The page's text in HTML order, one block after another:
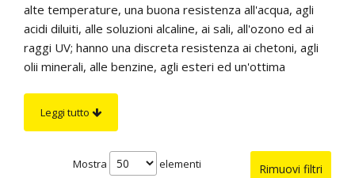
alte temperature, una buona resistenza all'acqua, agli
acidi diluiti, alle soluzioni alcaline, ai sali, all'ozono ed ai
raggi UV; hanno una discreta resistenza ai chetoni, agli
olii minerali, alle benzine, agli esteri ed un'ottima
morbidezza e di ottime proprietà dielettriche.
I passacavi tipo PDGC si distinguono dagli altri per la
Leggi tutto
Rimuovi filtri
Mostra elementi